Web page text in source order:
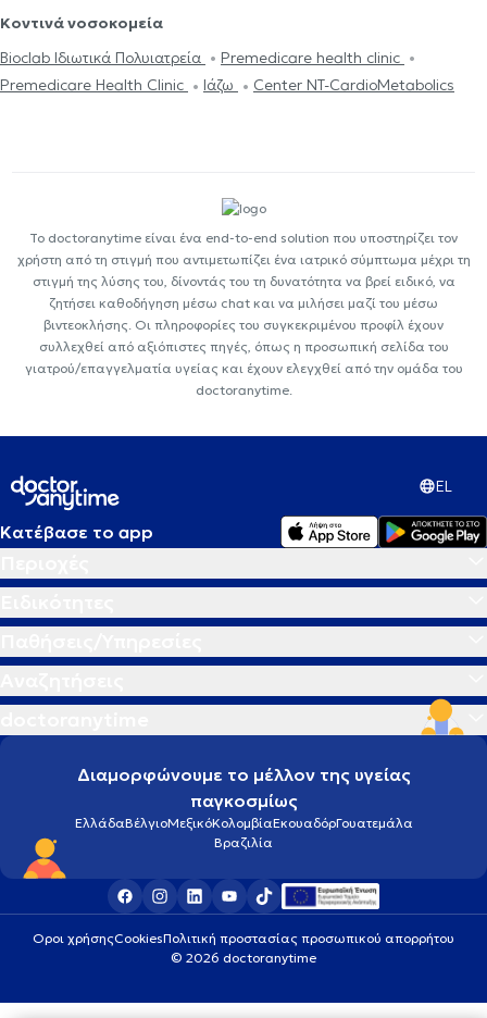
Κοντινά νοσοκομεία
Bioclab Ιδιωτικά Πολυιατρεία
Premedicare health clinic
Premedicare Health Clinic
Ιάζω Center NT-CardioMetabolics
Το doctoranytime είναι ένα end-to-end solution που υποστηρίζει τον
χρήστη από τη στιγμή που αντιμετωπίζει ένα ιατρικό σύμπτωμα μέχρι τη
στιγμή της λύσης του, δίνοντάς του τη δυνατότητα να βρεί ειδικό, να
ζητήσει καθοδήγηση μέσω chat και να μιλήσει μαζί του μέσω
βιντεοκλήσης. Οι πληροφορίες του συγκεκριμένου προφίλ έχουν
συλλεχθεί από αξιόπιστες πηγές, όπως η προσωπική σελίδα του
γιατρού/επαγγελματία υγείας και έχουν ελεγχθεί από την ομάδα του
doctoranytime.
EL
Κατέβασε το app
Διαμορφώνουμε το μέλλον της υγείας
παγκοσμίως
ΕλλάδαΒέλγιοΜεξικόΚολομβίαΕκουαδόρΓουατεμάλα
Βραζιλία
Οροι χρήσηςCookiesΠολιτική προστασίας προσωπικού απορρήτου
© 2026 doctoranytime